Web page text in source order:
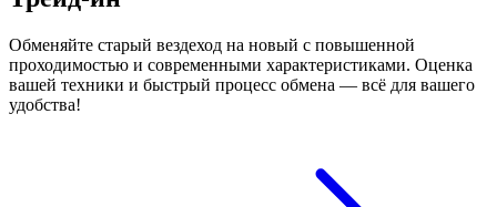
Обменяйте старый вездеход на новый с повышенной
проходимостью и современными характеристиками. Оценка
вашей техники и быстрый процесс обмена — всё для вашего
удобства!